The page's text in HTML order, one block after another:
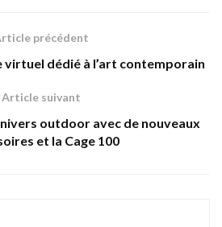
précédent
virtuel dédié à l’art contemporain
Article suivant
outdoor avec de nouveaux
et la Cage 100